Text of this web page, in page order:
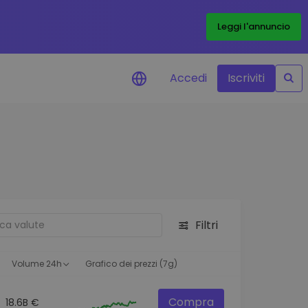
Leggi l'annuncio
utili per performance
Accedi Iscriviti
Filtri
Volume 24h Grafico dei prezzi (7g)
18.6B € Compra